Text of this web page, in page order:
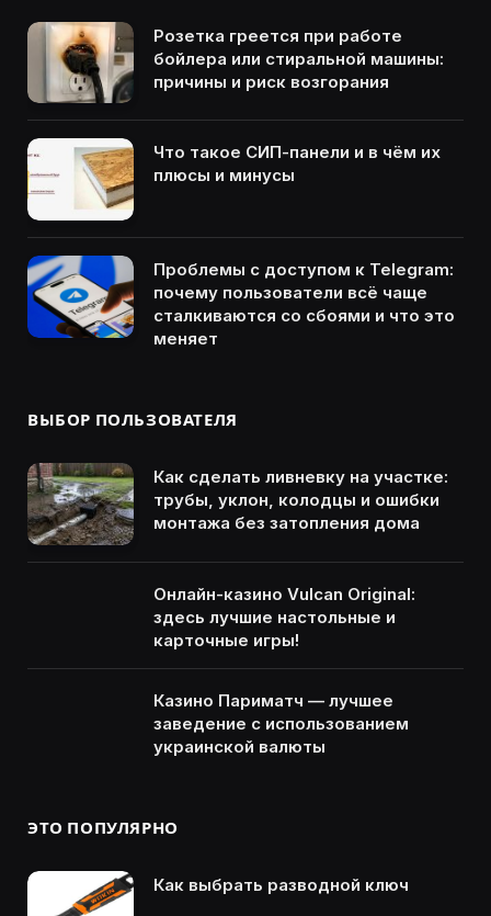
Розетка греется при работе
бойлера или стиральной машины:
причины и риск возгорания
Что такое СИП-панели и в чём их
плюсы и минусы
Проблемы с доступом к Telegram:
почему пользователи всё чаще
сталкиваются со сбоями и что это
меняет
ВЫБОР ПОЛЬЗОВАТЕЛЯ
Как сделать ливневку на участке:
трубы, уклон, колодцы и ошибки
монтажа без затопления дома
Онлайн-казино Vulcan Original:
здесь лучшие настольные и
карточные игры!
Казино Париматч — лучшее
заведение с использованием
украинской валюты
ЭТО ПОПУЛЯРНО
Как выбрать разводной ключ